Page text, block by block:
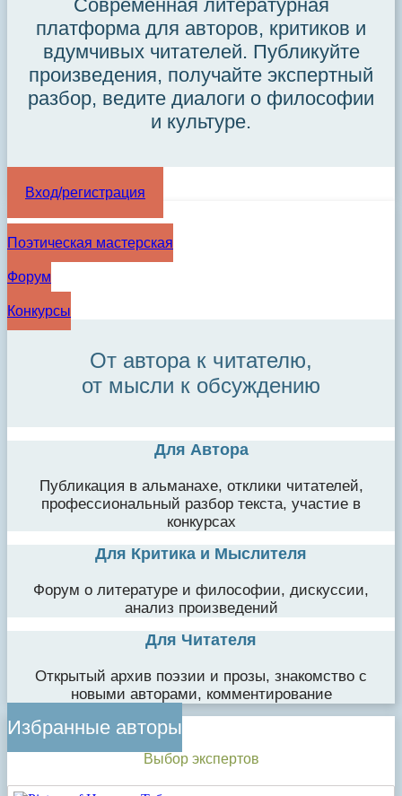
Современная литературная
платформа для авторов, критиков и
вдумчивых читателей. Публикуйте
произведения, получайте экспертный
разбор, ведите диалоги о философии
и культуре.
Вход/регистрация
Поэтическая мастерская
Форум
Конкурсы
От автора к читателю,
от мысли к обсуждению
Для Автора
Публикация в альманахе, отклики читателей,
профессиональный разбор текста, участие в
конкурсах
Для Критика и Мыслителя
Форум о литературе и философии, дискуссии,
анализ произведений
Для Читателя
Открытый архив поэзии и прозы, знакомство с
новыми авторами, комментирование
Избранные авторы
Выбор экспертов